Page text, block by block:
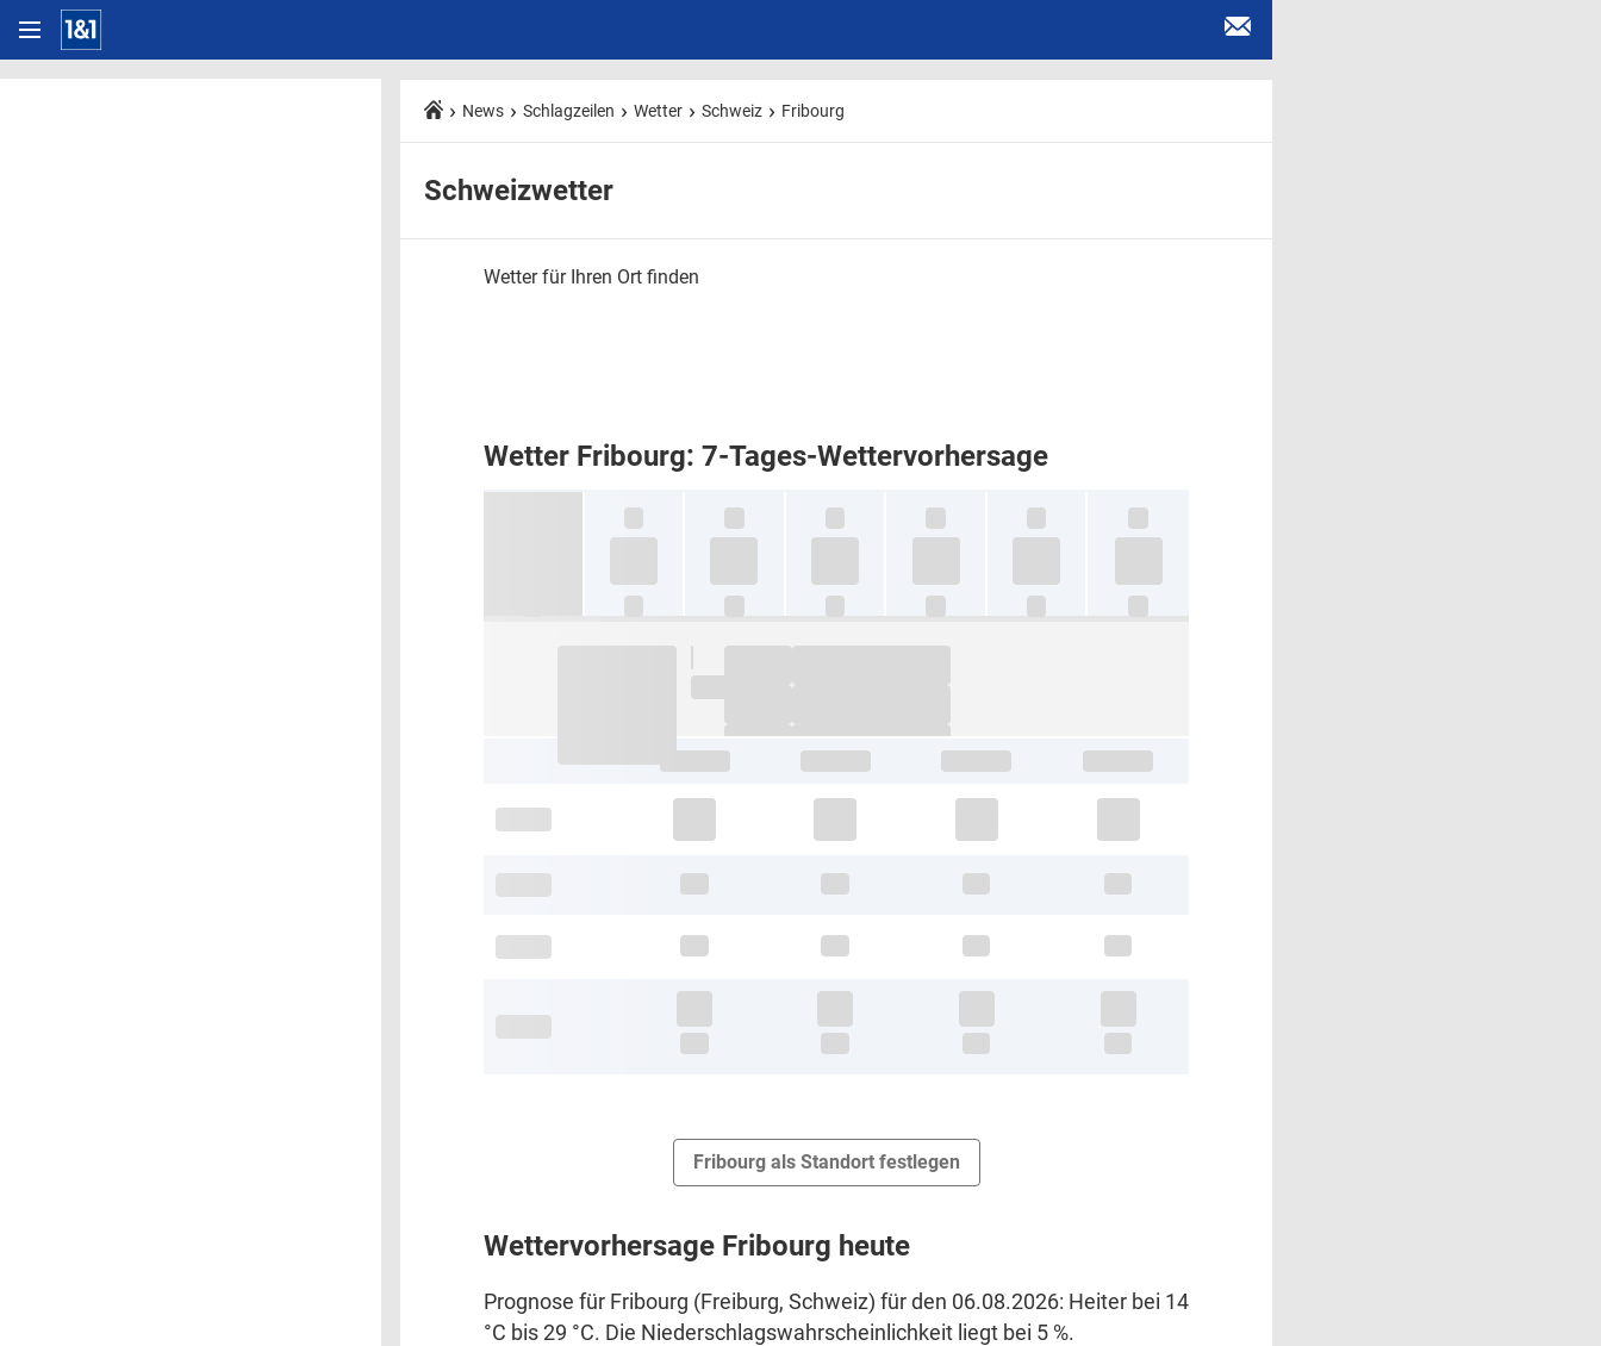
News Schlagzeilen Wetter Schweiz Fribourg
Schweizwetter
Wetter für Ihren Ort finden
Wetter Fribourg: 7-Tages-Wettervorhersage
Fribourg als Standort festlegen
Wettervorhersage Fribourg heute
Prognose für Fribourg (Freiburg, Schweiz) für den 06.08.2026: Heiter bei 14
°C bis 29 °C. Die Niederschlagswahrscheinlichkeit liegt bei 5 %.